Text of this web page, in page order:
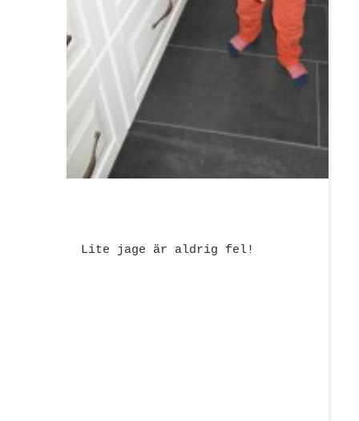
Lite jage är aldrig fel!